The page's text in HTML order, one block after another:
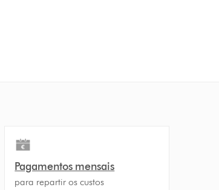
Pagamentos mensais
para repartir os custos